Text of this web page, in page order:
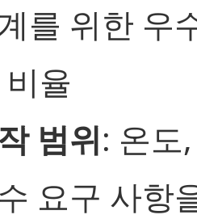
를 위한 우
율
범위: 온도
요구 사항